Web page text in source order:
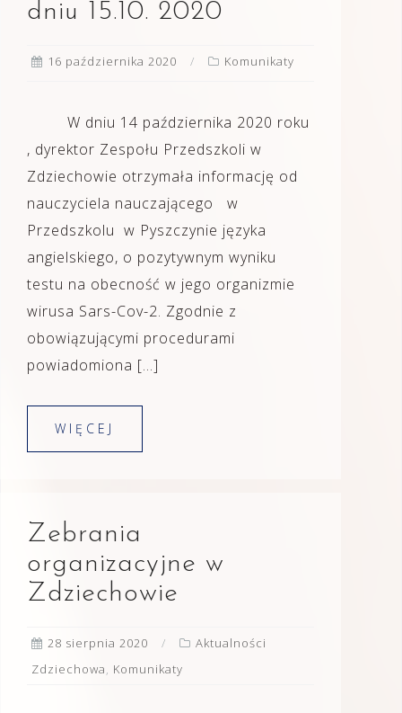
dniu 15.10. 2020
16 października 2020 Komunikaty
W dniu 14 października 2020 roku
, dyrektor Zespołu Przedszkoli w
Zdziechowie otrzymała informację od
nauczyciela nauczającego w
Przedszkolu w Pyszczynie języka
angielskiego, o pozytywnym wyniku
testu na obecność w jego organizmie
wirusa Sars-Cov-2. Zgodnie z
obowiązującymi procedurami
powiadomiona […]
WIĘCEJ
Zebrania
organizacyjne w
Zdziechowie
28 sierpnia 2020
Aktualności
Zdziechowa, Komunikaty